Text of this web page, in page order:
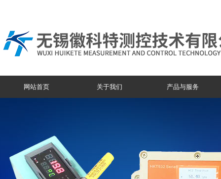
网站首页 关于我们 产品与服务